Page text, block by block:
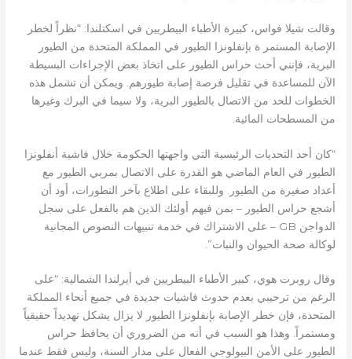
وقالت شيلا فواس، كبيرة الأطباء البيطريين في اسكتلندا: “نظراً لخطر
الإصابة المستمر ة بإنفلونزا الطيور في المملكة المتحدة من الطيور
البرية، فإنني أحث حراس الطيور على اتخاذ بعض الإجراءات البسيطة
الآن للمساعدة في تقليل فرصة إصابة طيورهم. ويمكن أن تشمل هذه
الخطوات للحد من الاتصال بالطيور البرية، ولا سيما في البرك وغيرها
من المسطحات المائية.
“كان أحد التحديات الرئيسية التي واجهتها الحكومة خلال فاشية أنفلونزا
الطيور في العام الماضي هو القدرة على الاتصال بمربي الطيور مع
أعداد صغيرة من الطيور. وللبقاء على اطلاع بآخر التطورات، أود أن
أشجع حراس الطيور – بمن فيهم أولئك الذين هم بالفعل على سجل
الدواجن GB – على الاشتراك في خدمة تنبيهات النصوص المجانية
لوكالة صحة الحيوان والنبات”.
وقال روبرت هوي، كبير الأطباء البيطريين في أيرلندا الشمالية: “على
الرغم من ترحيبي بعدم حدوث فاشيات جديدة في جميع أنحاء المملكة
المتحدة، فإن خطر الإصابة بإنفلونزا الطيور لا يزال يشكل تهديداً حقيقياً
ومستمراً. وهذا هو السبب في أنه من الضروري أن يحافظ حراس
الطيور على الأمن البيولوجي الفعال على مدار السنة، وليس فقط عندما